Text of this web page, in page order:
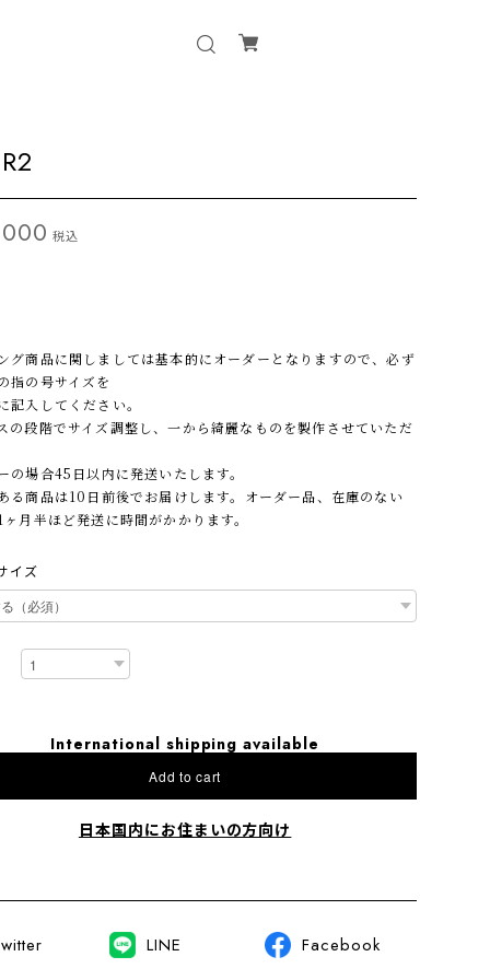
税込
商品に関しましては基本的にオーダーとなりますので、必ず
指の号サイズを
記入してください。
の段階でサイズ調整し、一から綺麗なものを製作させていただ
の場合45日以内に発送いたします。
る商品は10日前後でお届けします。オーダー品、在庫のない
月半ほど発送に時間がかかります。
イズ
International shipping available
Add to cart
日本国内にお住まいの方向け
LINE Facebook